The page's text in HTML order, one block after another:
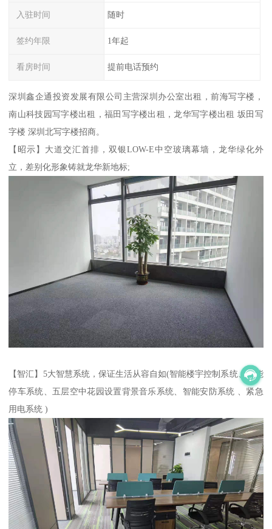
入驻时间 随时
签约年限 1年起
看房时间 提前电话预约
深圳鑫企通投资发展有限公司主营深圳办公室出租，前海写字楼，
南山科技园写字楼出租，福田写字楼出租，龙华写字楼出租 坂田写
字楼 深圳北写字楼招商。
【昭示】大道交汇首排，双银LOW-E中空玻璃幕墙，龙华绿化外
立，差别化形象铸就龙华新地标;
【智汇】5大智慧系统，保证生活从容自如(智能楼宇控制系统、智能
停车系统、五层空中花园设置背景音乐系统、智能安防系统 、紧急
用电系统 )